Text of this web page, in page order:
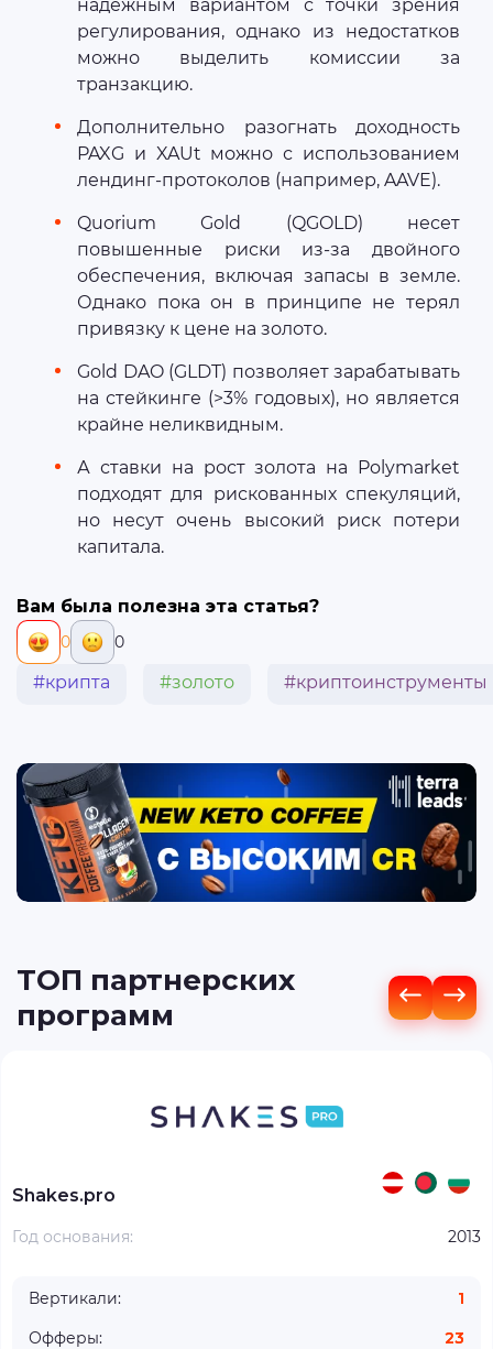
надежным вариантом с точки зрения
регулирования, однако из недостатков
можно выделить комиссии за
транзакцию.
Дополнительно разогнать доходность
PAXG и XAUt можно с использованием
лендинг-протоколов (например, AAVE).
Quorium Gold (QGOLD) несет
повышенные риски из-за двойного
обеспечения, включая запасы в земле.
Однако пока он в принципе не терял
привязку к цене на золото.
Gold DAO (GLDT) позволяет зарабатывать
на стейкинге (>3% годовых), но является
крайне неликвидным.
А ставки на рост золота на Polymarket
подходят для рискованных спекуляций,
но несут очень высокий риск потери
капитала.
Вам была полезна эта статья?
0 0
#крипта #золото #криптоинструменты
ТОП партнерских
программ
Shakes.pro
Год основания: 2013
Вертикали:
1
Офферы:
23